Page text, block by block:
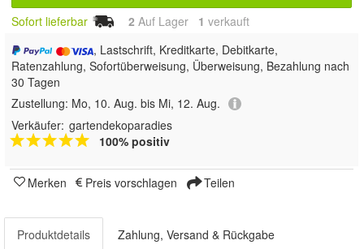
Sofort lieferbar 2 Auf Lager 1 verkauft
, Lastschrift, Kreditkarte, Debitkarte,
Ratenzahlung, Sofortüberweisung, Überweisung, Bezahlung nach
30 Tagen
Zustellung: Mo, 10. Aug. bis Mi, 12. Aug.
Verkäufer: gartendekoparadies
100% positiv
Merken Preis vorschlagen Teilen
Produktdetails Zahlung, Versand & Rückgabe